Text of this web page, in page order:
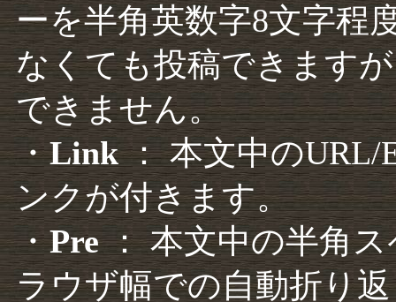
ーを半角英数字8文字程
なくても投稿できます
できません。
・Link： 本文中のURL/
ンクが付きます。
・Pre： 本文中の半角
ラウザ幅での自動折り